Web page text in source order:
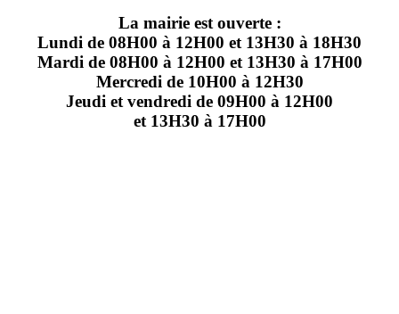
La mairie est ouverte :
Lundi de 08H00 à 12H00 et 13H30 à 18H30
Mardi de 08H00 à 12H00 et 13H30 à 17H00
Mercredi de 10H00 à 12H30
Jeudi et vendredi de 09H00 à 12H00
et 13H30 à 17H00